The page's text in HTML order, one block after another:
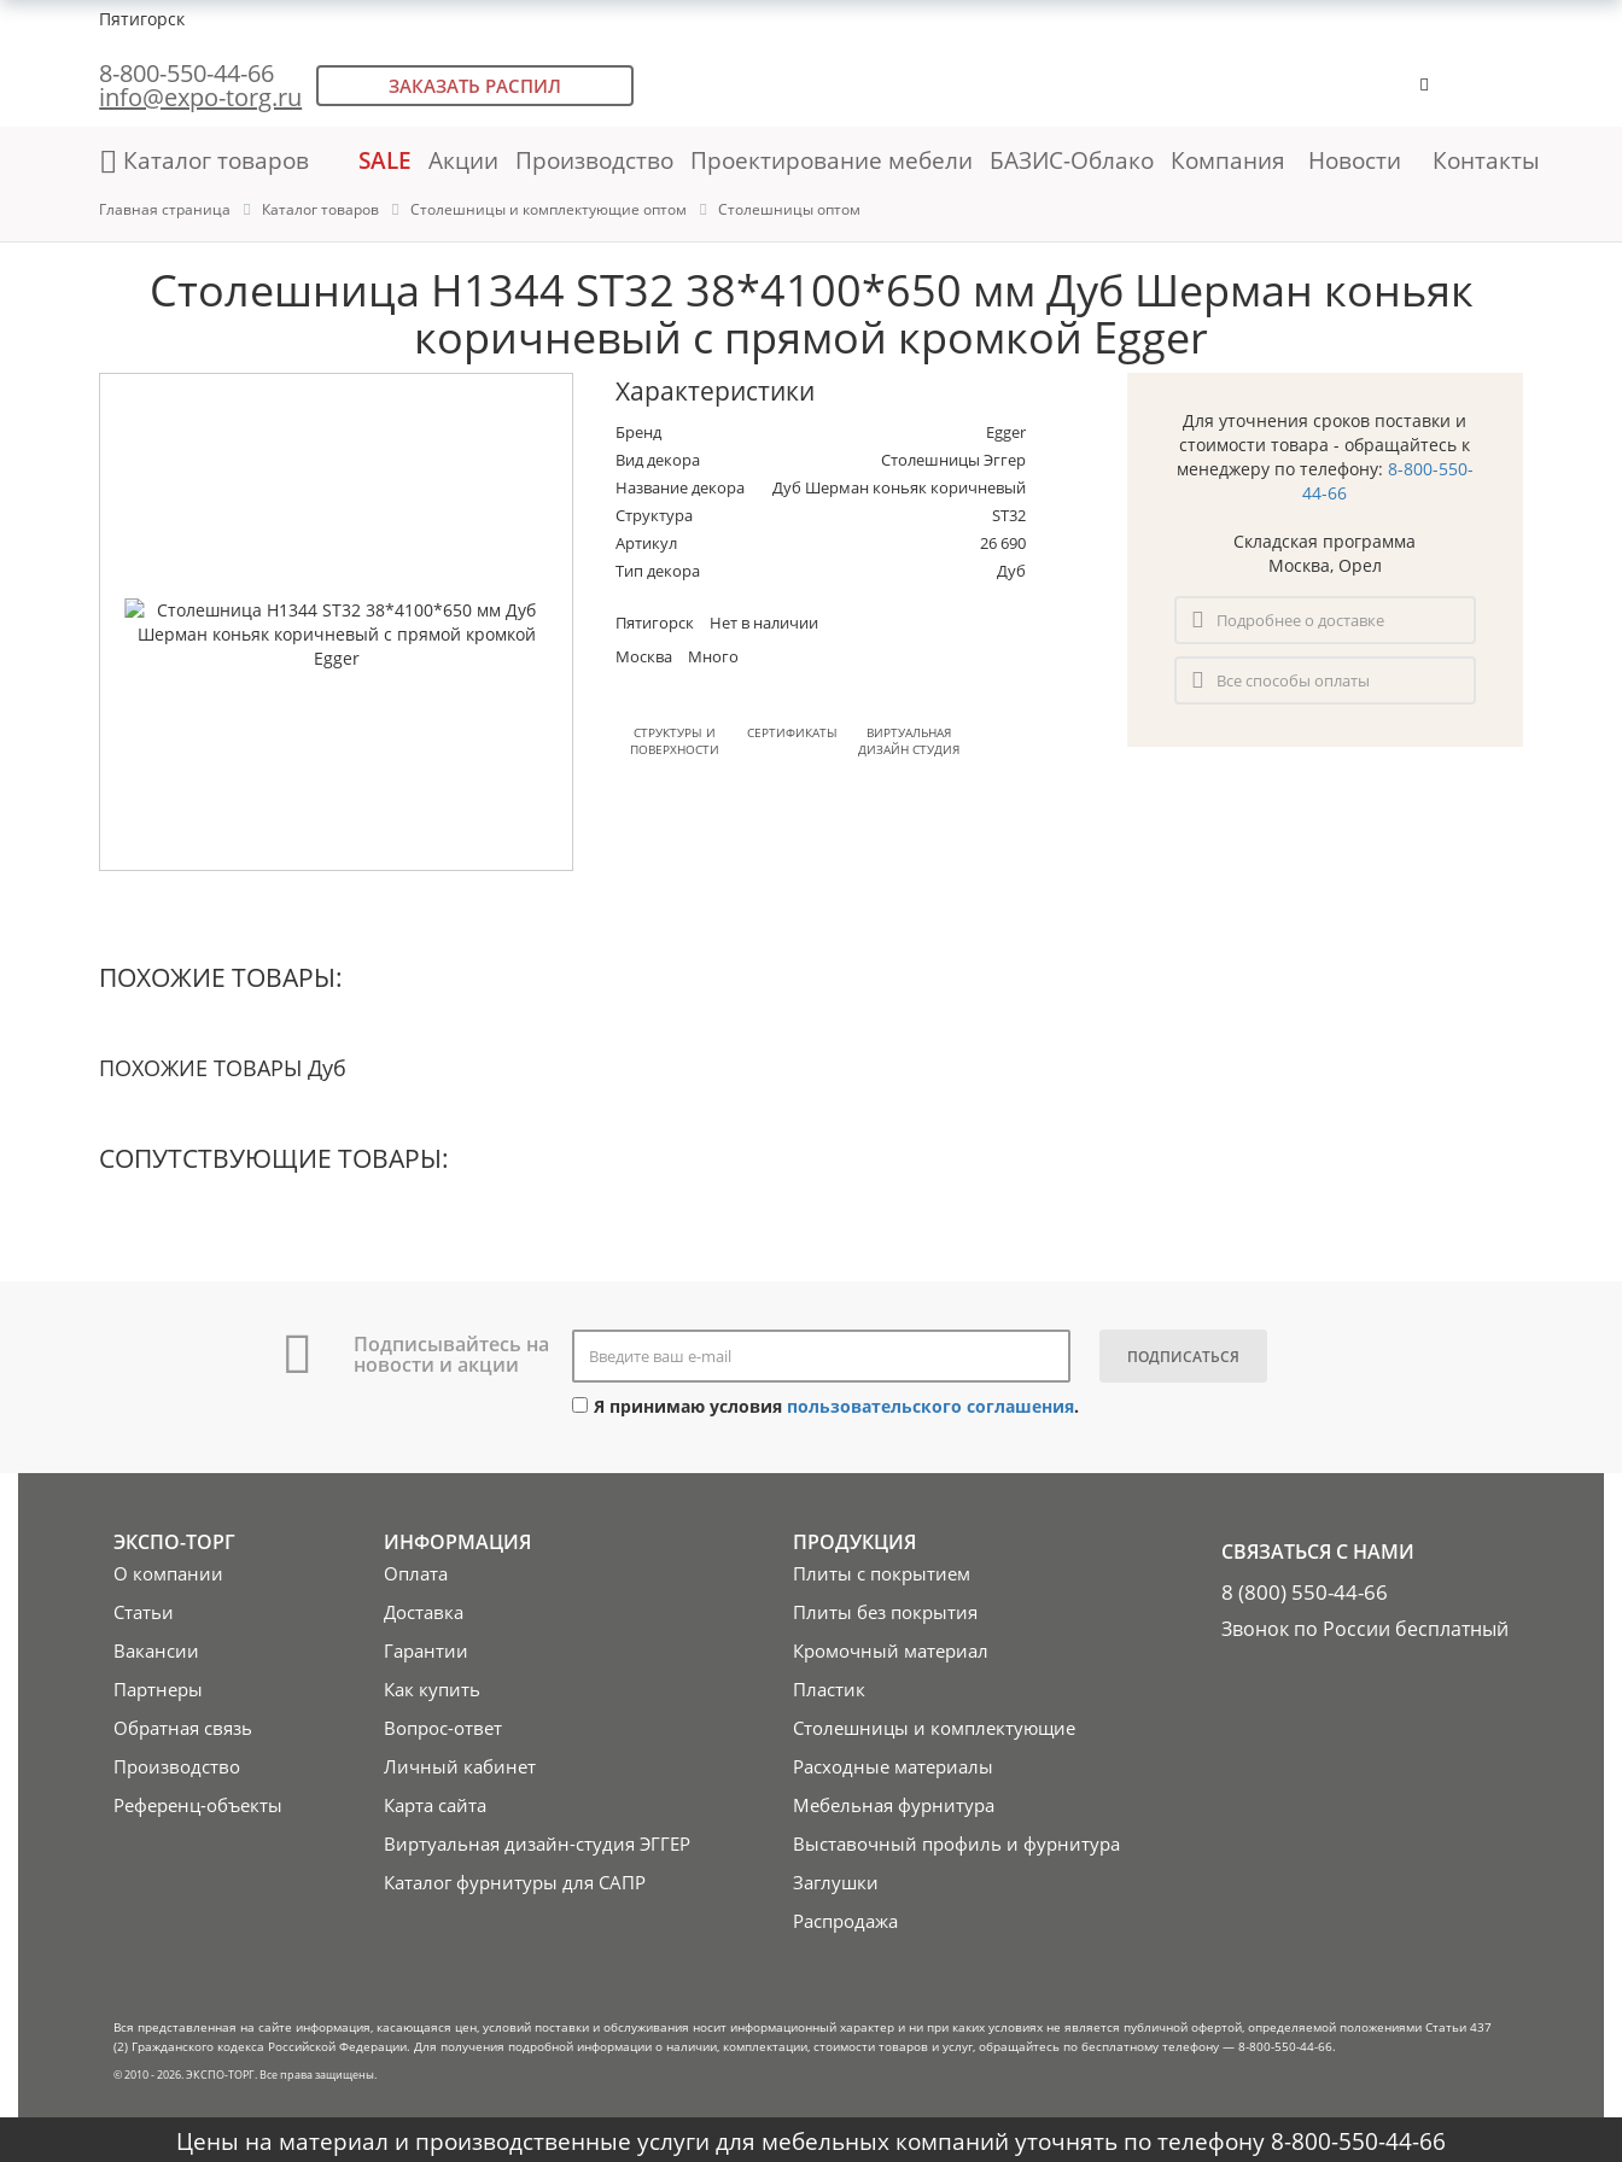
Пятигорск
8-800-550-44-66
info@expo-torg.ru ЗАКАЗАТЬ РАСПИЛ
Каталог товаров SALE Акции Производство Проектирование мебели БАЗИС-Облако Компания Новости Контакты
Главная страница Каталог товаров Столешницы и комплектующие оптом Столешницы оптом
Столешница H1344 ST32 38*4100*650 мм Дуб Шерман коньяк
коричневый с прямой кромкой Egger
Характеристики
Бренд
Egger
Вид декора
Столешницы Эггер
Название декора
Дуб Шерман коньяк коричневый
Структура
ST32
Артикул
26 690
Тип декора
Дуб
Пятигорск
Нет в наличии
Москва
Много
СТРУКТУРЫ И
ПОВЕРХНОСТИ
СЕРТИФИКАТЫ
ВИРТУАЛЬНАЯ
ДИЗАЙН СТУДИЯ
Для уточнения сроков поставки и
стоимости товара - обращайтесь к
менеджеру по телефону: 8-800-550-
44-66
Складская программа
Москва, Орел
Подробнее о доставке
Все способы оплаты
ПОХОЖИЕ ТОВАРЫ:
ПОХОЖИЕ ТОВАРЫ Дуб
СОПУТСТВУЮЩИЕ ТОВАРЫ:
Подписывайтесь на
новости и акции ПОДПИСАТЬСЯ
Я принимаю условия пользовательского соглашения.
ЭКСПО-ТОРГ
О компании
Статьи
Вакансии
Партнеры
Обратная связь
Производство
Референц-объекты
ИНФОРМАЦИЯ
Оплата
Доставка
Гарантии
Как купить
Вопрос-ответ
Личный кабинет
Карта сайта
Виртуальная дизайн-студия ЭГГЕР
Каталог фурнитуры для САПР
ПРОДУКЦИЯ
Плиты с покрытием
Плиты без покрытия
Кромочный материал
Пластик
Столешницы и комплектующие
Расходные материалы
Мебельная фурнитура
Выставочный профиль и фурнитура
Заглушки
Распродажа
СВЯЗАТЬСЯ С НАМИ
8 (800) 550-44-66
Звонок по России бесплатный
Вся представленная на сайте информация, касающаяся цен, условий поставки и обслуживания носит информационный характер и ни при каких условиях не является публичной офертой, определяемой положениями Статьи 437
(2) Гражданского кодекса Российской Федерации. Для получения подробной информации о наличии, комплектации, стоимости товаров и услуг, обращайтесь по бесплатному телефону — 8-800-550-44-66.
© 2010 - 2026. ЭКСПО-ТОРГ. Все права защищены.
Цены на материал и производственные услуги для мебельных компаний уточнять по телефону 8-800-550-44-66